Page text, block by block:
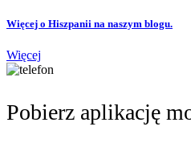
Więcej o Hiszpanii na naszym blogu.
Więcej
Pobierz aplikację